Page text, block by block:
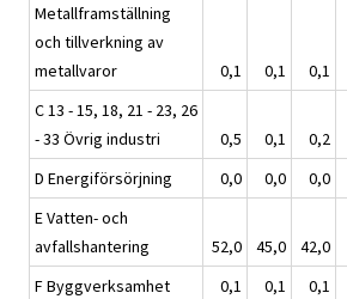
Metallframställning
och tillverkning av
metallvaror
0,1 0,1 0,1
C 13 - 15, 18, 21 - 23, 26
- 33 Övrig industri
0,5 0,1 0,2
D Energiförsörjning
0,0 0,0 0,0
E Vatten- och
avfallshantering
52,0 45,0 42,0
F Byggverksamhet
0,1 0,1 0,1